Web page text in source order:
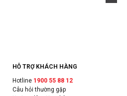
HỖ TRỢ KHÁCH HÀNG
Hotline 1900 55 88 12
Câu hỏi thường gặp